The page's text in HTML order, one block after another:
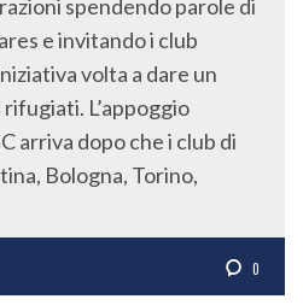
spendendo parole di
e invitando i club
volta a dare un
L’appoggio
arriva dopo che i club di
Bologna, Torino,
0